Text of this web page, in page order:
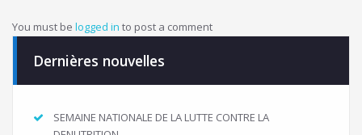
You must be logged in to post a comment
Dernières nouvelles
SEMAINE NATIONALE DE LA LUTTE CONTRE LA